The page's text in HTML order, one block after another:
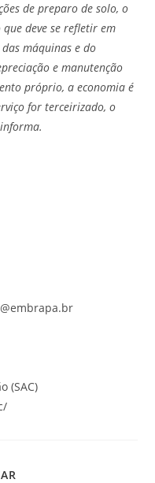
de preparo de solo, o
deve se refletir em
máquinas e do
e manutenção
próprio, a economia é
for terceirizado, o
(SAC)